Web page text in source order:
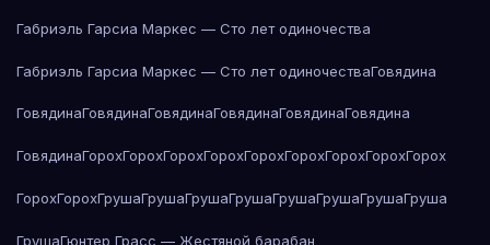
Габриэль Гарсиа Маркес — Сто лет одиночества
Габриэль Гарсиа Маркес — Сто лет одиночестваГовядина
ГовядинаГовядинаГовядинаГовядинаГовядинаГовядина
ГовядинаГорохГорохГорохГорохГорохГорохГорохГорохГорох
ГорохГорохГрушаГрушаГрушаГрушаГрушаГрушаГрушаГруша
ГрушаГюнтер Грасс — Жестяной барабан